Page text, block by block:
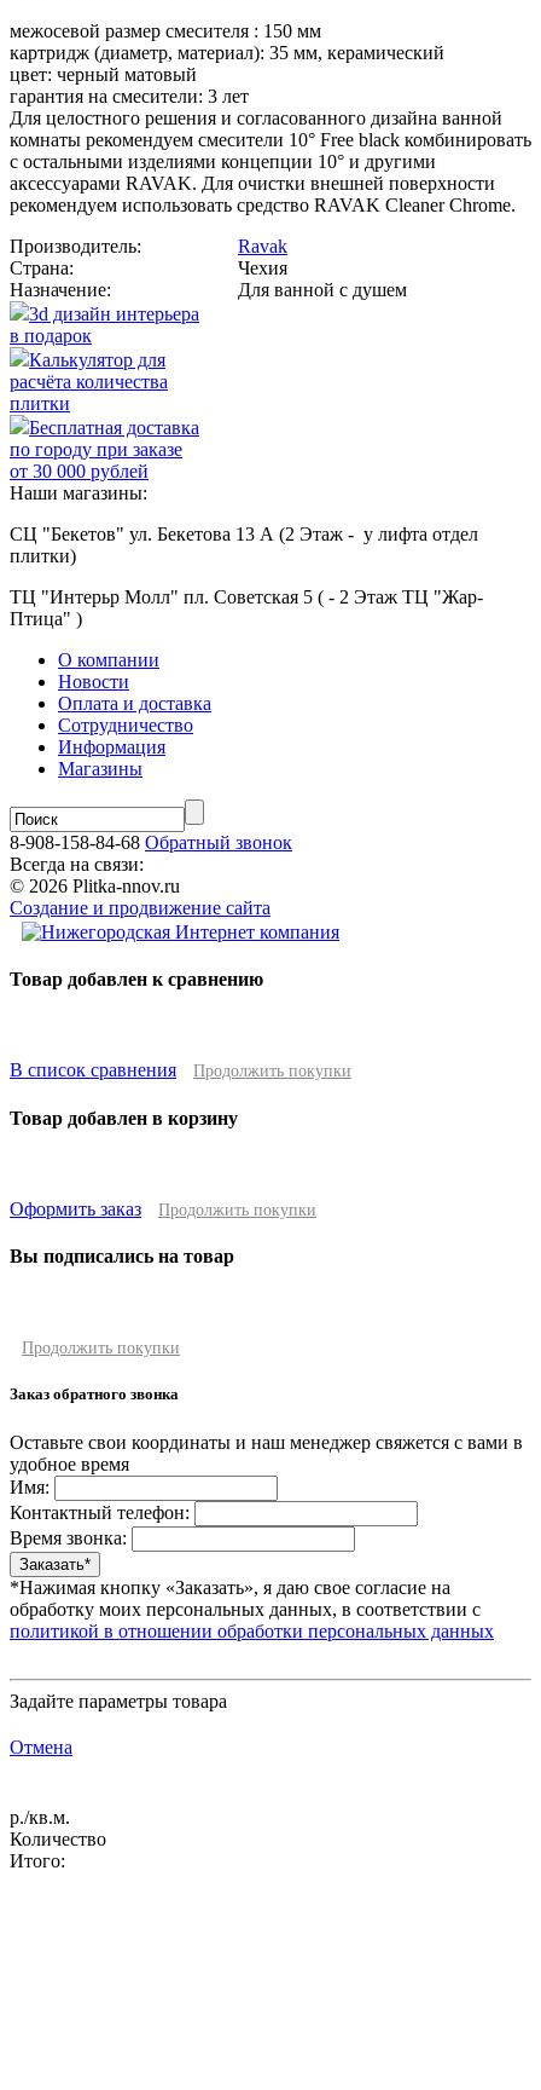
межосевой размер смесителя : 150 мм
картридж (диаметр, материал): 35 мм, керамический
цвет: черный матовый
гарантия на смесители: 3 лет
Для целостного решения и согласованного дизайна ванной
комнаты рекомендуем смесители 10° Free black комбинировать
с остальными изделиями концепции 10° и другими
аксессуарами RAVAK. Для очистки внешней поверхности
рекомендуем использовать средство RAVAK Cleaner Chrome.
Производитель:
Ravak
Страна:
Чехия
Назначение:
Для ванной с душем
3d дизайн интерьера
в подарок
Калькулятор для
расчёта количества
плитки
Бесплатная доставка
по городу при заказе
от 30 000 рублей
Наши магазины:
СЦ "Бекетов" ул. Бекетова 13 А (2 Этаж - у лифта отдел
плитки)
ТЦ "Интерьр Молл" пл. Советская 5 ( - 2 Этаж ТЦ "Жар-
Птица" )
О компании
Новости
Оплата и доставка
Сотрудничество
Информация
Магазины
8-908-158-84-68 Обратный звонок
Всегда на связи:
© 2026 Plitka-nnov.ru
Создание и продвижение сайта
Товар добавлен к сравнению
В список сравнения Продолжить покупки
Товар добавлен в корзину
Оформить заказ Продолжить покупки
Вы подписались на товар
Продолжить покупки
Заказ обратного звонка
Оставьте свои координаты и наш менеджер свяжется с вами в
удобное время
Имя:
Контактный телефон:
Время звонка:
*Нажимая кнопку «Заказать», я даю свое согласие на
обработку моих персональных данных, в соответствии с
политикой в отношении обработки персональных данных
Задайте параметры товара
Отмена
р./кв.м.
Количество
Итого: